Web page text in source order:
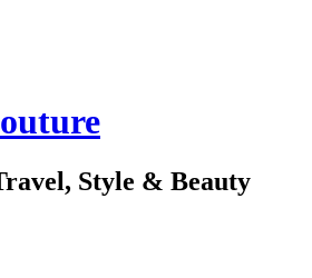
Style & Beauty